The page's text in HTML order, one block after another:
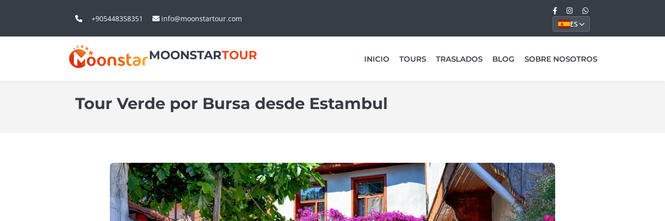
+905448358351 info@moonstartour.com
ES
MOONSTARTOUR INICIO TOURS TRASLADOS BLOG SOBRE NOSOTROS
Tour Verde por Bursa desde Estambul